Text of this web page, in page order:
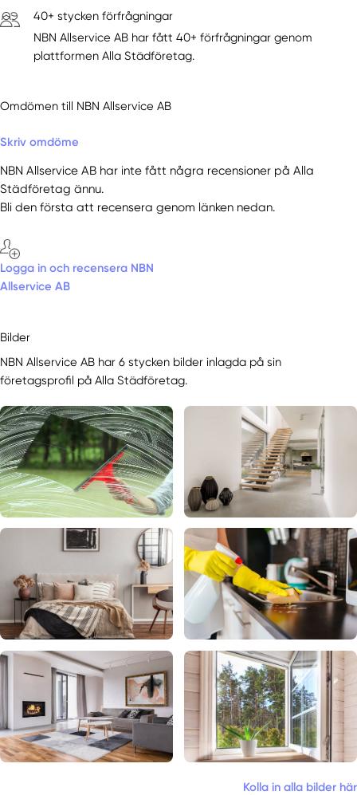
40+ stycken förfrågningar
NBN Allservice AB har fått 40+ förfrågningar genom
plattformen Alla Städföretag.
Omdömen till NBN Allservice AB
Skriv omdöme
NBN Allservice AB har inte fått några recensioner på Alla
Städföretag ännu.
Bli den första att recensera genom länken nedan.
Logga in och recensera NBN
Allservice AB
Bilder
NBN Allservice AB har 6 stycken bilder inlagda på sin
företagsprofil på Alla Städföretag.
Kolla in alla bilder här